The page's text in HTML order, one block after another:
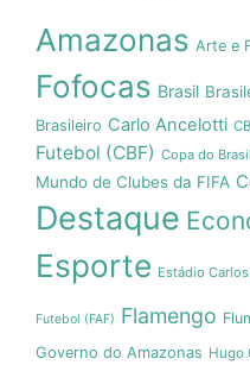
Amazonas Arte e
Fofocas Brasil
Brasileiro Carlo Ancelotti
Futebol (CBF) Copa do Brasil
Mundo de Clubes da FIFA
Destaque
Esporte Estádio
Futebol (FAF) Flamengo
Governo do Amazonas Hugo